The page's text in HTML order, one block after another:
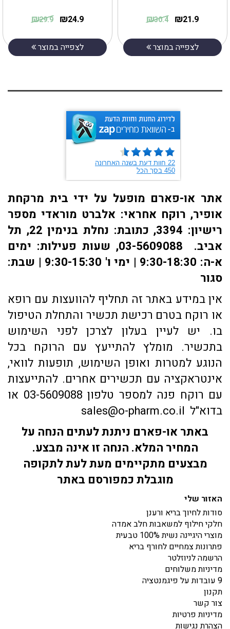
24.9
₪
29.9
₪
לצפייה במוצר
21.9
₪
30.4
₪
לצפייה במוצר
אתר או-פארם מופעל על ידי בית מרקחת
אופיר, רוקח אחראי: אלברט מוראדי מספר
רישיון: 3394, כתובת: ​נחלת בנימין 22, תל
אביב. 03-5609088, שעות פעילות: ימים
א-ה: 9:30-18:30 | ימי ו' 9:30-15:30 | שבת:
סגור
אין במידע באתר זה תחליף להוועצות עם רופא
או רוקח בטרם רכישת תכשיר והתחלת הטיפול
בו. יש לעיין בעלון לצרכן לפני השימוש
בתכשיר. מומלץ להתייעץ עם הרוקח בכל
הנוגע למטרות ואופן השימוש, תופעות לוואי,
אינטראקציה עם תכשירים אחרים. להתייעצות
עם רוקח פנה למספר טלפון 03-5609088 או
בדוא"ל sales@o-pharm.co.il
באתר או-פארם ניתנת לעתים הנחה על
המחיר המלא. הנחה זו אינה מבצע.
מבצעים מתקיימים מעת לעת לתקופה
מוגבלת כמפורסם באתר
האזור שלי
סודות לחיוך בריא ורענן
חלקי חילוף למשאבות חלב אמדה
מוצרי היגיינה נשית 100% טבעית
פתרונות צמחיים לחורף בריא
הרשמה לניוזלטר
מדיניות משלוחים
9 עובדות על פיגמנטציה
תקנון
צור קשר
מדיניות פרטיות
הצהרת נגישות